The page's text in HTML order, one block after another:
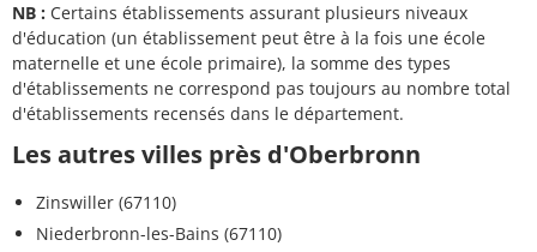
NB : Certains établissements assurant plusieurs niveaux
d'éducation (un établissement peut être à la fois une école
maternelle et une école primaire), la somme des types
d'établissements ne correspond pas toujours au nombre total
d'établissements recensés dans le département.
Les autres villes près d'Oberbronn
Zinswiller (67110)
Niederbronn-les-Bains (67110)